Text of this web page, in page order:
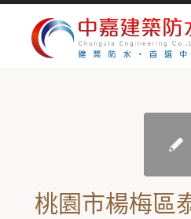
桃園市楊梅區